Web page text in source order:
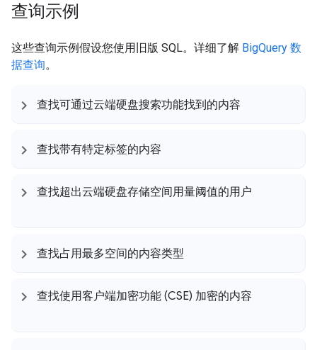
查询示例
这些查询示例假设您使用旧版 SQL。详细了解 BigQuery 数
据查询。
查找可通过云端硬盘搜索功能找到的内容
查找带有特定标签的内容
查找超出云端硬盘存储空间用量阈值的用户
查找占用最多空间的内容类型
查找使用客户端加密功能 (CSE) 加密的内容